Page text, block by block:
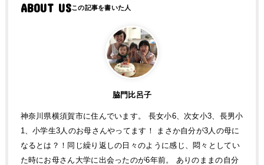
ABOUT US
脇門比呂子
神奈川県横須賀市に住んでいます。 長女小6、次女小3、長男小
1、小学生3人のお母さんやってます！ まさか自分が3人の母に
なるとは？！同じ繰り返しの日々のように感じ、悶々としてい
た時にお母さん大学に出会ったのが6年前。 ありのままの自分